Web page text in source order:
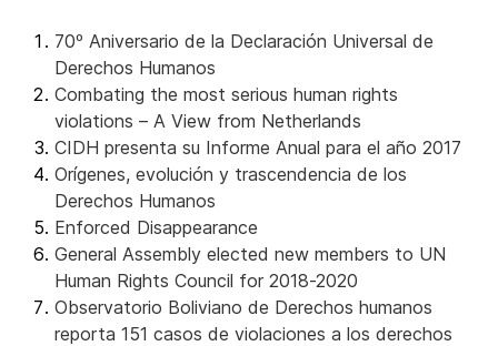
70º Aniversario de la Declaración Universal de
Derechos Humanos
Combating the most serious human rights
violations – A View from Netherlands
CIDH presenta su Informe Anual para el año 2017
Orígenes, evolución y trascendencia de los
Derechos Humanos
Enforced Disappearance
General Assembly elected new members to UN
Human Rights Council for 2018-2020
Observatorio Boliviano de Derechos humanos
reporta 151 casos de violaciones a los derechos